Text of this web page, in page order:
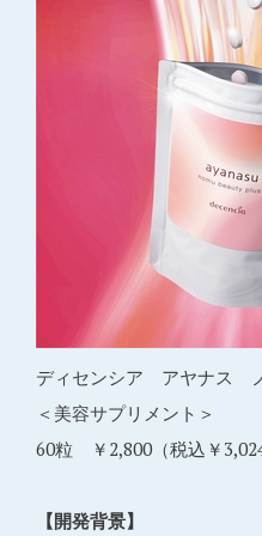
ディセンシア アヤナス
＜美容サプリメント＞
60粒 ￥2,800（税込￥3,024
【開発背景】